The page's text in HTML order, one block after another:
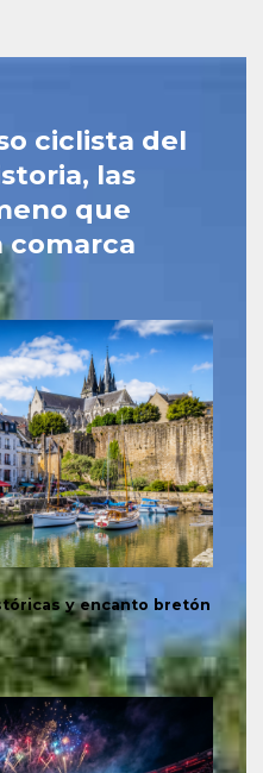
ciclista del
las
que
comarca
y encanto bretón